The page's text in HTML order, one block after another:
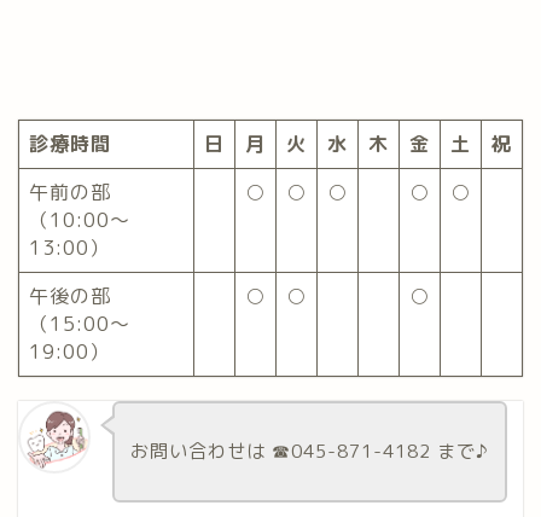
診療時間 日 月 火 水 木 金 土
祝
午前の部
（10:00〜
13:00）
○ ○ ○ ○ ○
午後の部
（15:00〜
19:00）
○ ○ ○
お問い合わせは ☎︎045-871-4182 まで♪